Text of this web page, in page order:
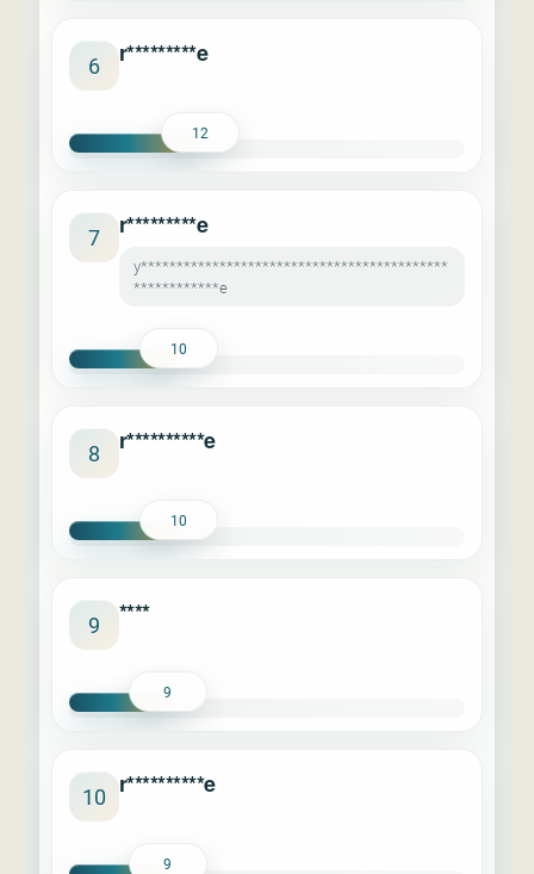
6 r*********e
12
7 r*********e
y*******************************************
************e
10
8 r**********e
10
9 ****
9
10 r**********e
9